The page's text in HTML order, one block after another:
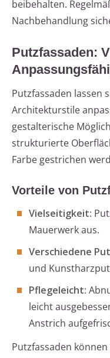
beibehalten.
Nachbehandlung
Putzfassaden:
Putzfassaden lassen
Architekturstile
gestalterische
strukturierte
Farbe gestrichen
Vorteile von
Vielseitigkeit:
Mauerwerk aus.
Verschiedene
und
Pflegeleicht:
leicht
Anstrich
Putzfassaden